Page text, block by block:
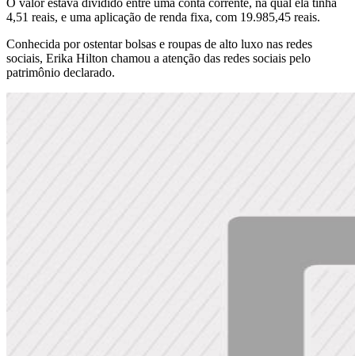
O valor estava dividido entre uma conta corrente, na qual ela tinha
4,51 reais, e uma aplicação de renda fixa, com 19.985,45 reais.
Conhecida por ostentar bolsas e roupas de alto luxo nas redes
sociais, Erika Hilton chamou a atenção das redes sociais pelo
patrimônio declarado.